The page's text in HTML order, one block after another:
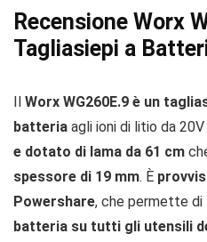
Recensione Worx
Tagliasiepi a
Worx WG260E.9 è un
batteria agli ioni di litio da
e dotato di lama da 61 cm
spessore di 19 mm. È
Powershare, che permette di
batteria su tutti gli utensili